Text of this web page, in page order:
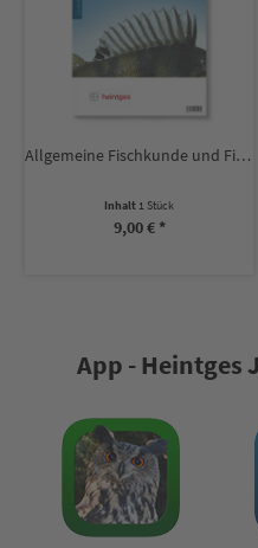
Allgemeine Fischkunde und Fischkrankheiten
Inhalt 1 Stück
9,00 € *
App - Heintges